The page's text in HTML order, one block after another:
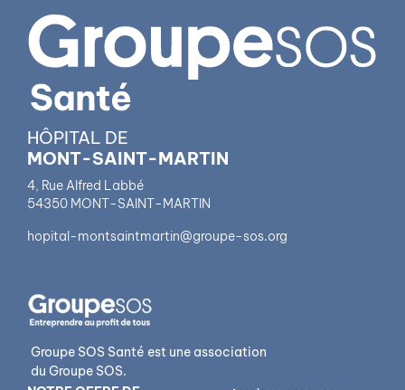
HÔPITAL DE
MONT-SAINT-MARTIN
4, Rue Alfred Labbé
54350 MONT-SAINT-MARTIN
hopital-montsaintmartin@groupe-sos.org
Groupe SOS Santé est une association
du Groupe SOS.